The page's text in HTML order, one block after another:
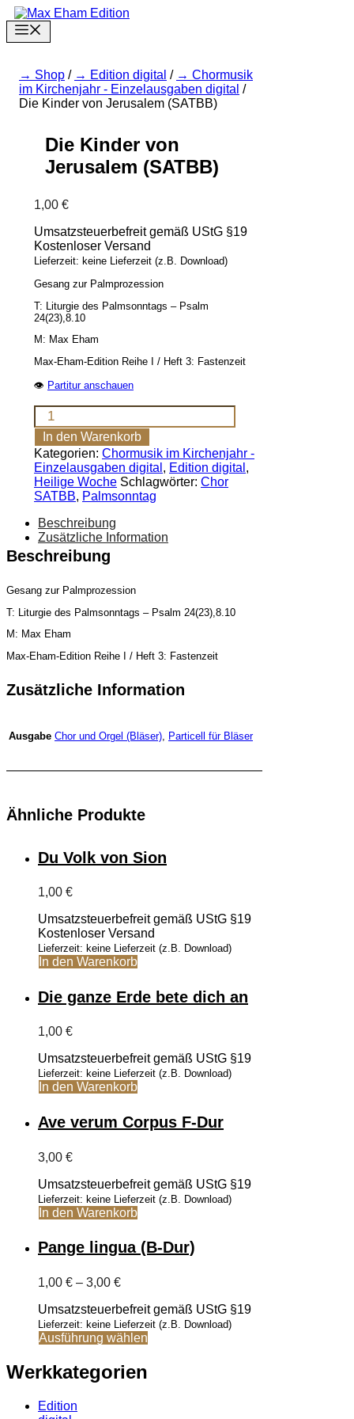
Zum
Inhalt
springen
Shop / Edition digital /
Chormusik
im Kirchenjahr - Einzelausgaben digital /
Die Kinder von Jerusalem (SATBB)
Die Kinder von
Jerusalem (SATBB)
1,00 €
Umsatzsteuerbefreit gemäß UStG §19
Kostenloser Versand
Lieferzeit: keine Lieferzeit (z.B. Download)
Gesang zur Palmprozession
T: Liturgie des Palmsonntags – Psalm
24(23),8.10
M: Max Eham
Max-Eham-Edition Reihe I / Heft 3: Fastenzeit
👁 Partitur anschauen
Die
Kinder
von
Jerusalem
(SATBB)
[Digital]
Menge
In den Warenkorb
Kategorien: Chormusik im Kirchenjahr -
Einzelausgaben digital , Edition digital ,
Heilige Woche Schlagwörter: Chor
SATBB, Palmsonntag
Beschreibung
Zusätzliche Information
Beschreibung
Gesang zur Palmprozession
T: Liturgie des Palmsonntags – Psalm 24(23),8.10
M: Max Eham
Max-Eham-Edition Reihe I / Heft 3: Fastenzeit
Zusätzliche Information
Ausgabe Chor und Orgel (Bläser), Particell für Bläser
Ähnliche Produkte
Du Volk von Sion
1,00 €
Umsatzsteuerbefreit gemäß UStG §19
Kostenloser Versand
Lieferzeit: keine Lieferzeit (z.B. Download)
In den Warenkorb
Die ganze Erde bete dich an
1,00 €
Umsatzsteuerbefreit gemäß UStG §19
Lieferzeit: keine Lieferzeit (z.B. Download)
In den Warenkorb
Ave verum Corpus F-Dur
3,00 €
Umsatzsteuerbefreit gemäß UStG §19
Lieferzeit: keine Lieferzeit (z.B. Download)
In den Warenkorb
Pange lingua (B-Dur)
1,00 € – 3,00 €Preisspanne:
bis
3,00 €
Umsatzsteuerbefreit gemäß UStG §19
Lieferzeit: keine Lieferzeit (z.B. Download)
Ausführung wählen
Werkkategorien
Edition